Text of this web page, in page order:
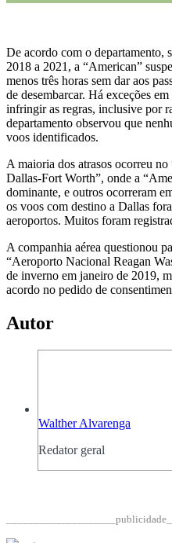
De acordo com o departamento,
2018 a 2021, a “American”
menos três horas sem dar aos
de desembarcar. Há exceções
infringir as regras, inclusive por
departamento observou que
voos identificados.
A maioria dos atrasos ocorreu
Dallas-Fort Worth”, onde a
dominante, e outros ocorreram
os voos com destino a Dallas
aeroportos. Muitos foram
A companhia aérea questionou
“Aeroporto Nacional Reagan
de inverno em janeiro de 2019,
acordo no pedido de
Autor
Walther Alvarenga
Redator geral